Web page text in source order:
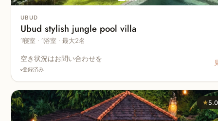
UBUD
Ubud stylish jungle pool villa
1寝室 · 1浴室 · 最大2名
空き状況はお問い合わせを
登録済み
★